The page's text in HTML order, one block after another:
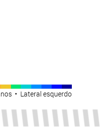
• Lateral esquerdo